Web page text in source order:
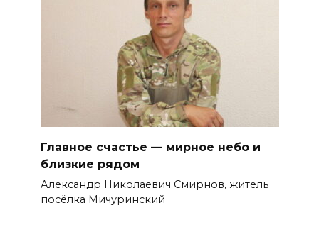
Главное счастье — мирное небо и
близкие рядом
Александр Николаевич Смирнов, житель
посёлка Мичуринский